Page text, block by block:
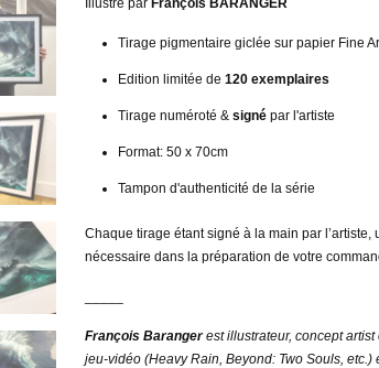
Illustré par François BARANGER
Tirage pigmentaire giclée sur papier Fine
Edition limitée de 120 exemplaires
Tirage numéroté & signé par l'artiste
Format: 50 x 70cm
Tampon d'authenticité de la série
Chaque tirage étant signé à la main par
nécessaire dans la préparation de votre
François Barangerest illustrateur, concept artist
jeu-vidéo (Heavy Rain, Beyond: Two Souls,